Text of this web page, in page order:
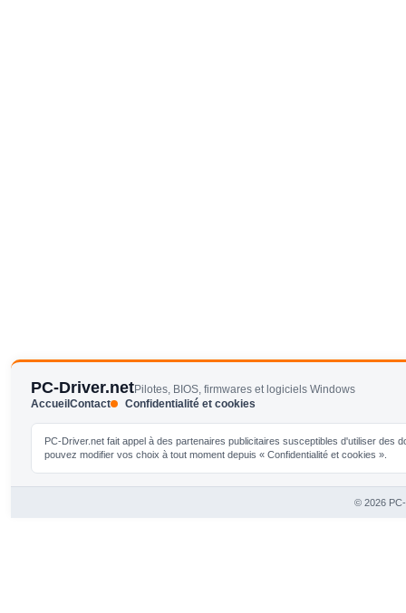
PC-Driver.netPilotes, BIOS, firmwares et logiciels Windows
AccueilContact Confidentialité et cookies
PC-Driver.net fait appel à des partenaires publicitaires susceptibles d'utiliser
pouvez modifier vos choix à tout moment depuis « Confidentialité et cookies ».
© 2026